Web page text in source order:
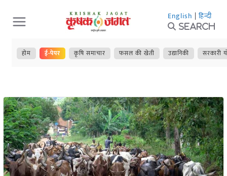
Skip
to
content
English | हिन्दी
Search
होम ई-पेपर कृषि समाचार फसल की खेती उद्यानिकी सरकारी